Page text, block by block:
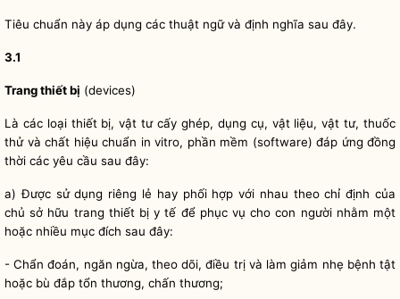
Tiêu chuẩn này áp dụng các thuật ngữ và định nghĩa sau đây.
3.1
Trang thiết bị (devices)
Là các loại thiết bị, vật tư cấy ghép, dụng cụ, vật liệu, vật tư, thuốc
thử và chất hiệu chuẩn in vitro, phần mềm (software) đáp ứng đồng
thời các yêu cầu sau đây:
a) Được sử dụng riêng lẻ hay phối hợp với nhau theo chỉ định của
chủ sở hữu trang thiết bị y tế để phục vụ cho con người nhằm một
hoặc nhiều mục đích sau đây:
- Chẩn đoán, ngăn ngừa, theo dõi, điều trị và làm giảm nhẹ bệnh tật
hoặc bù đắp tổn thương, chấn thương;